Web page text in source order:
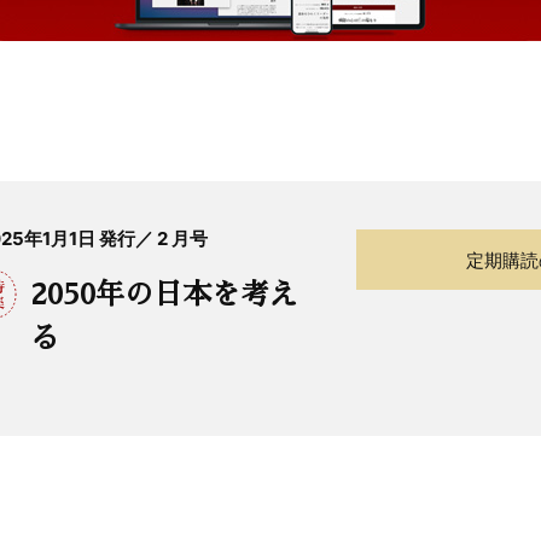
年1月1日 発行／ 2 月号
2050年の日本を考え
る
定期購